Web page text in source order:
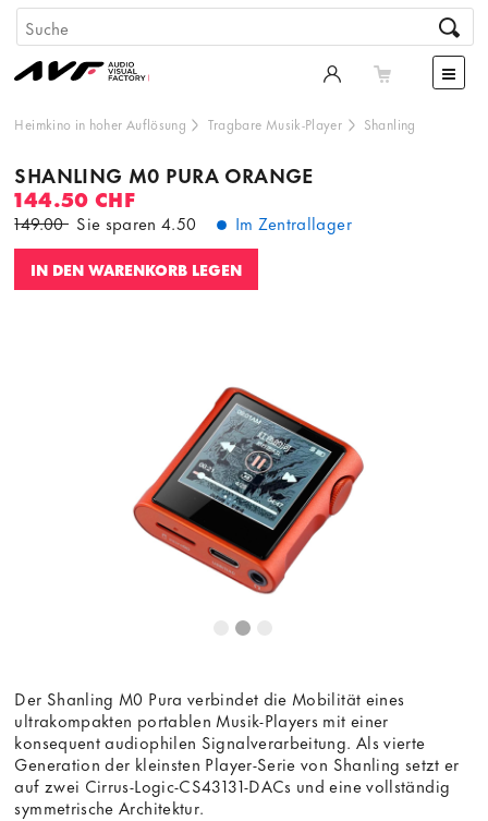
Heimkino in hoher Auflösung Tragbare Musik-Player Shanling
SHANLING M0 PURA ORANGE
144.50 CHF
149.00 Sie sparen4.50 Im Zentrallager
IN DEN WARENKORB LEGEN
Der Shanling M0 Pura verbindet die Mobilität eines
ultrakompakten portablen Musik-Players mit einer
konsequent audiophilen Signalverarbeitung. Als vierte
Generation der kleinsten Player-Serie von Shanling setzt er
auf zwei Cirrus-Logic-CS43131-DACs und eine vollständig
symmetrische Architektur.